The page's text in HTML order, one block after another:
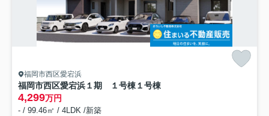
福岡市西区愛宕浜
福岡市西区愛宕浜１期 １号棟１号棟
4,299万円
- / 99.46㎡ / 4LDK /新築